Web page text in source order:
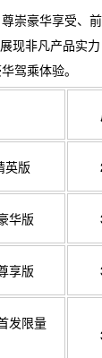
崇豪华享受、
现非凡产品实
驾乘体验。
英版
华版
享版
发限量